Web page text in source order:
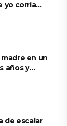
yo corría
en un
años y
de escalar